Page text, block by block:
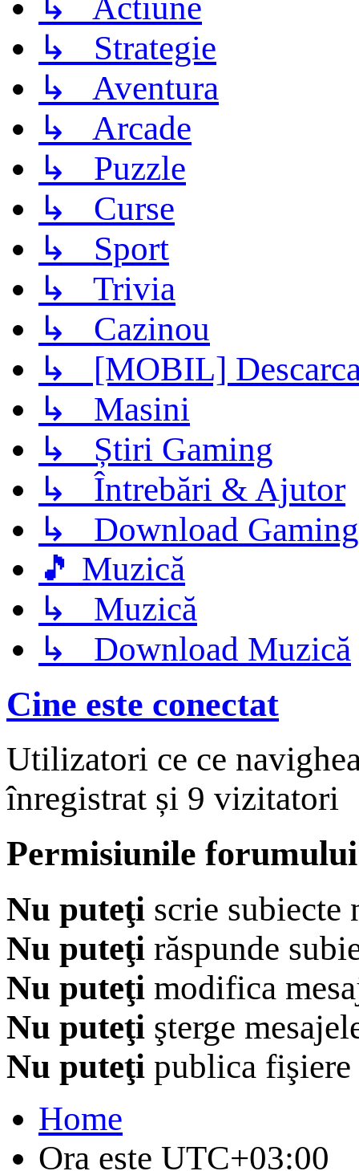
↳ Actiune
↳ Strategie
↳ Aventura
↳ Arcade
↳ Puzzle
↳ Curse
↳ Sport
↳ Trivia
↳ Cazinou
↳ [MOBIL]
↳ Masini
↳ Știri Gaming
↳ Întrebări & Ajutor
↳ Download Gaming
🎵 Muzică
↳ Muzică
↳ Download Muzică
Cine este conectat
Utilizatori ce ce
înregistrat și 9 vizitatori
Permisiunile forumului
Nu puteţi scrie subiecte
Nu puteţi răspunde
Nu puteţi modifica
Nu puteţi şterge
Nu puteţi publica fişiere
Home
Ora este UTC+03:00